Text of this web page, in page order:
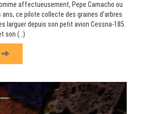
affectueusement, Pepe Camacho ou
ans, ce pilote collecte des graines d’arbres
larguer depuis son petit avion Cessna-185.
son (…)